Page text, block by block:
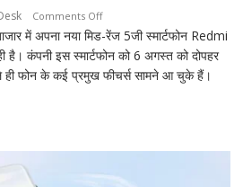
Comments Offon
Redmi
का
नया
देगा
दस्तक!
में अपना नया मिड-रेंज 5जी स्मार्टफोन Redmi
कंपनी इस स्मार्टफोन को 6 अगस्त को दोपहर
फोन के कई प्रमुख फीचर्स सामने आ चुके हैं।